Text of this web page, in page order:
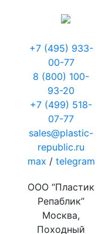
+7 (495) 933-
00-77
8 (800) 100-
93-20
+7 (499) 518-
07-77
sales@plastic-
republic.ru
max / telegram
ООО “Пластик
Репаблик”
Москва,
Походный